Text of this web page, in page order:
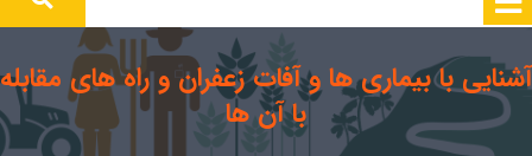
آشنایی با بیماری ها و آفات زعفران و راه های مقابله
با آن ها